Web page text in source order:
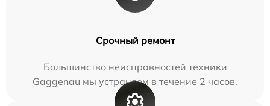
Срочный ремонт
Большинство неисправностей техники
Gaggenau мы устраняем в течение 2 часов.